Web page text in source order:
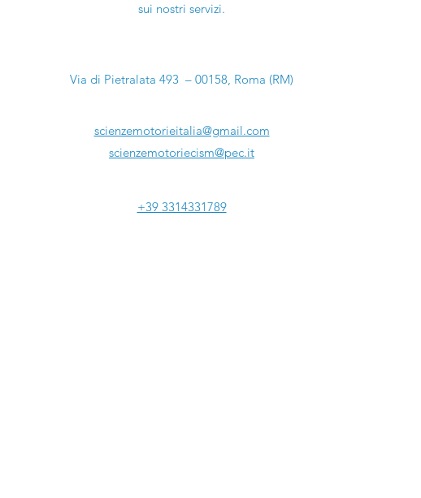
sui nostri servizi.
Via di Pietralata 493 – 00158, Roma (RM)
scienzemotorieitalia@gmail.com
scienzemotoriecism@pec.it
+39 3314331789